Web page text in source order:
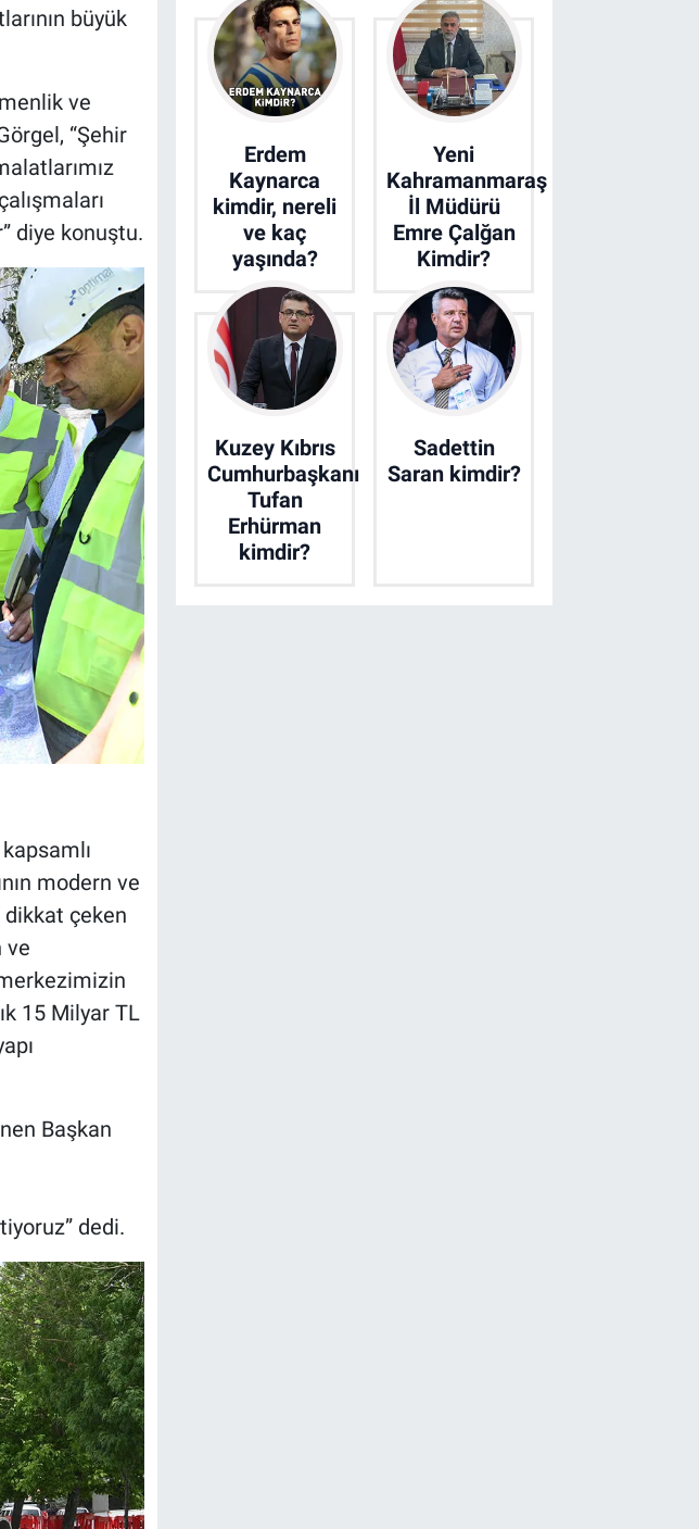
büyük
ve
“Şehir
diye konuştu.
modern ve
dikkat çeken
ve
15 Milyar TL
Başkan
dedi.
Erdem
Kaynarca
kimdir, nereli
ve kaç
yaşında?
Yeni
Kahramanmaraş
İl Müdürü
Emre Çalğan
Kimdir?
Kuzey Kıbrıs
Cumhurbaşkanı
Tufan
Erhürman
kimdir?
Sadettin
Saran kimdir?